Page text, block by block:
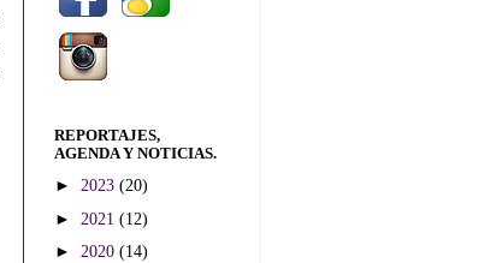
REPORTAJES,
AGENDA Y NOTICIAS.
► 2023 (20)
► 2021 (12)
► 2020 (14)